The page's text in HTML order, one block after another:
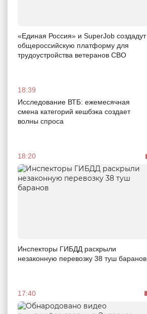
«Единая Россия» и SuperJob создадут
общероссийскую платформу для
трудоустройства ветеранов СВО
18:39
Исследование ВТБ: ежемесячная
смена категорий кешбэка создает
волны спроса
18:20
Инспекторы ГИБДД раскрыли
незаконную перевозку 38 туш баранов
17:40